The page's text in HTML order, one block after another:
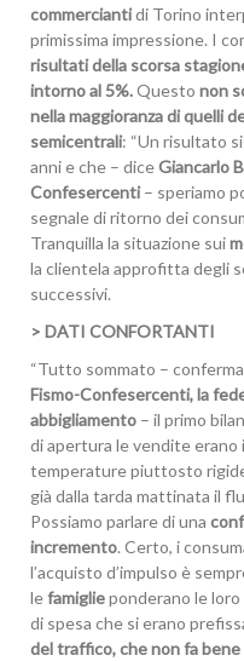
commerciantidi Torino
primissima impressione. I
risultati della scorsa
intorno al 5%.Questo non
nella maggioranza di quelli
semicentrali: “Un risultato
anni e che – diceGiancarlo
Confesercenti– speriamo
segnale di ritorno dei
Tranquilla la situazione sui
la clientela approfitta degli
successivi.
> DATI CONFORTANTI
“Tutto sommato – conferma
Fismo-Confesercenti, la
abbigliamento – il primo
di apertura le vendite erano
temperature piuttosto
già dalla tarda mattinata il
Possiamo parlare di una
incremento. Certo, i
l’acquisto d’impulso è
lefamiglieponderano le
di spesa che si erano
del traffico, che non fa bene